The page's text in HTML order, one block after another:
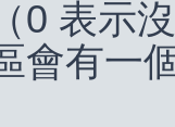
0 表示
會有一